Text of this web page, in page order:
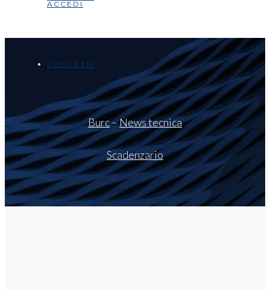
ACCEDI
CONTATTI
Burc–News tecnica
Scadenzario